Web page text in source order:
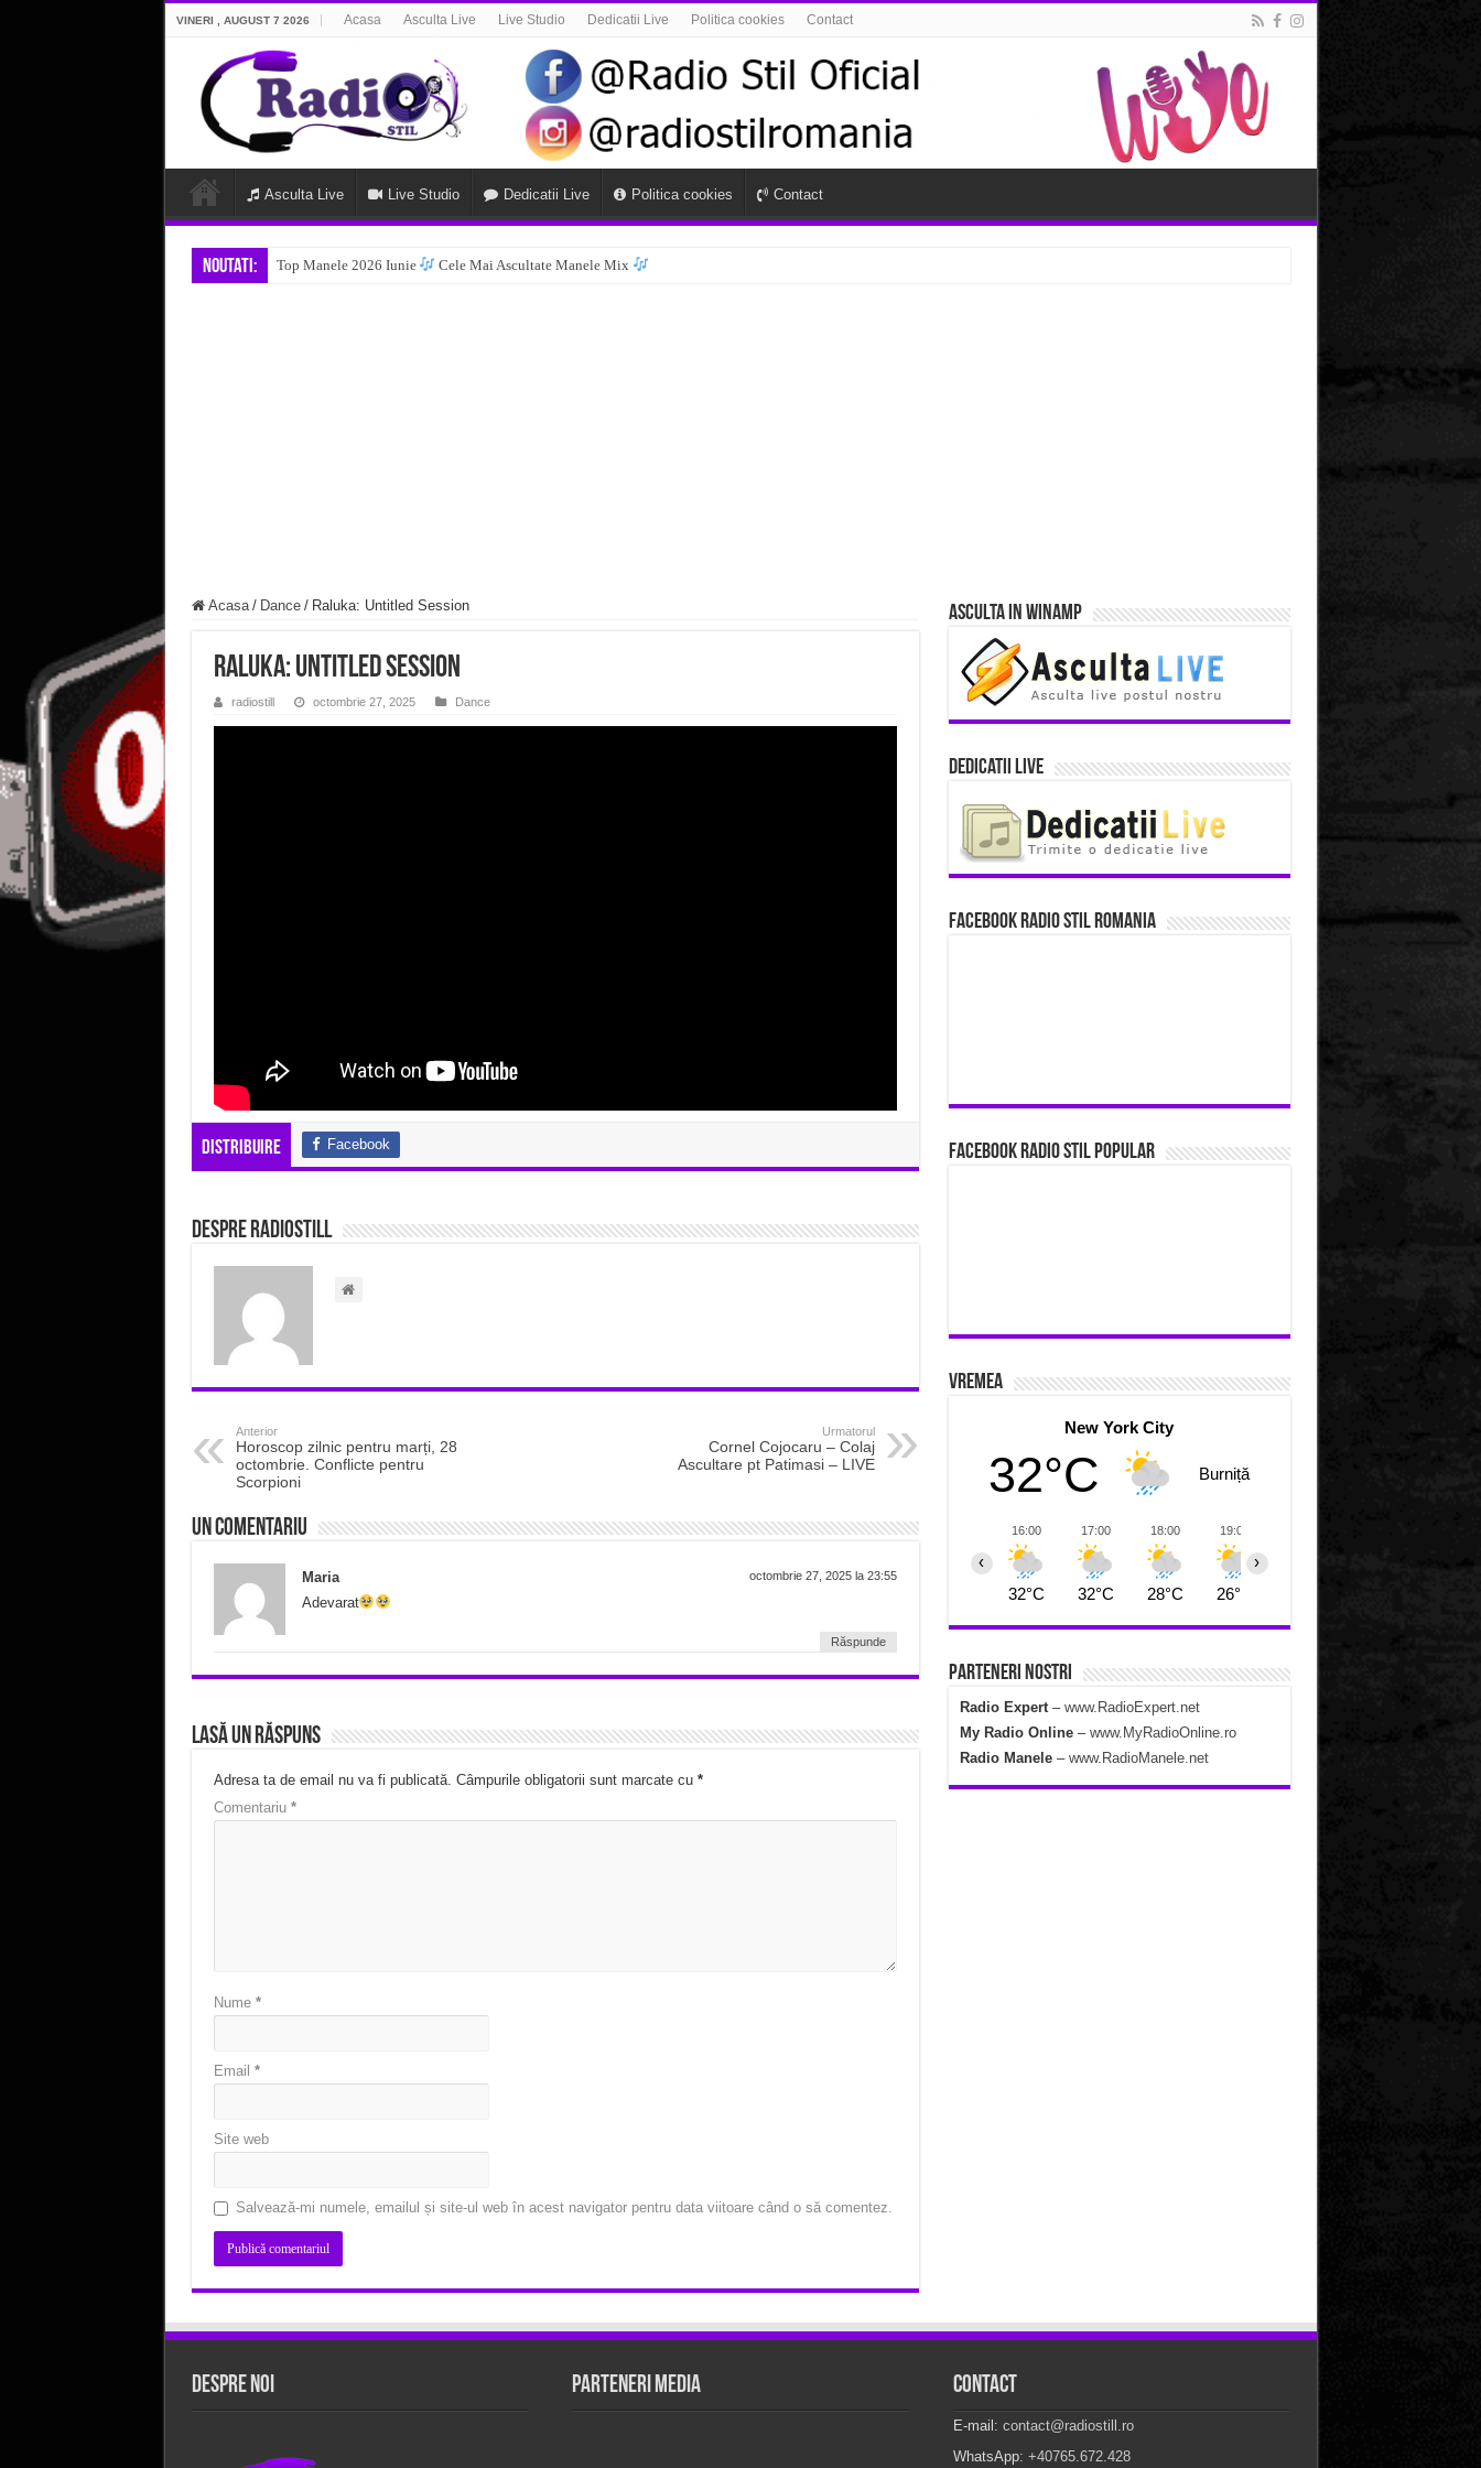
VINERI , AUGUST 7 2026 Acasa Asculta Live Live Studio Dedicatii Live Politica cookies Contact
Asculta Live Live Studio Dedicatii Live Politica cookies Contact
Noutati: Top Manele 2026 Iunie Cele Mai Ascultate Manele Mix
Acasa / Dance / Raluka: Untitled Session
Raluka: Untitled Session
radiostill octombrie 27, 2025 Dance
Distribuire Facebook
Despre radiostill
Anterior
Horoscop zilnic pentru marți, 28
octombrie. Conflicte pentru
Scorpioni
Urmatorul
Cornel Cojocaru – Colaj
Ascultare pt Patimasi – LIVE
Un comentariu
Maria octombrie 27, 2025 la 23:55
Adevarat
Răspunde
Lasă un răspuns
Adresa ta de email nu va fi publicată. Câmpurile obligatorii sunt marcate cu *
Comentariu *
Nume *
Email *
Site web
Salvează-mi numele, emailul și site-ul web în acest navigator pentru data viitoare când o să comentez.
Asculta in Winamp
Dedicatii Live
Facebook Radio Stil Romania
Facebook Radio Stil Popular
Vremea
New York City
32°C Burniță
16:00
32°C
17:00
32°C
18:00
28°C
19:00
26°C
‹ ›
Parteneri Nostri
Radio Expert– www.RadioExpert.net
My Radio Online– www.MyRadioOnline.ro
Radio Manele – www.RadioManele.net
Despre Noi Parteneri Media Contact
E-mail: contact@radiostill.ro
WhatsApp: +40765.672.428